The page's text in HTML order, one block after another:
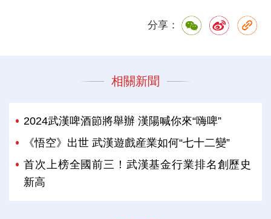
分享：
相關新聞
2024武漢啤酒節將舉辦 漢陽喊你來“嗨啤”
《悟空》出世 武漢遊戲産業如何“七十二變”
首次上榜全國前三！武漢基金行業排名創歷史
新高